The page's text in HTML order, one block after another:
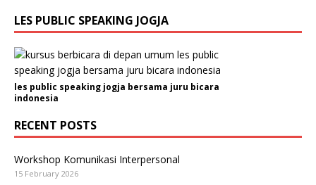
LES PUBLIC SPEAKING JOGJA
les public speaking jogja bersama juru bicara
indonesia
RECENT POSTS
Workshop Komunikasi Interpersonal
15 February 2026